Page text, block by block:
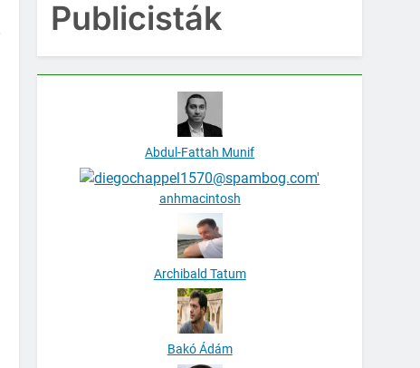
Publicisták
Abdul-Fattah Munif
anhmacintosh
Archibald Tatum
Bakó Ádám